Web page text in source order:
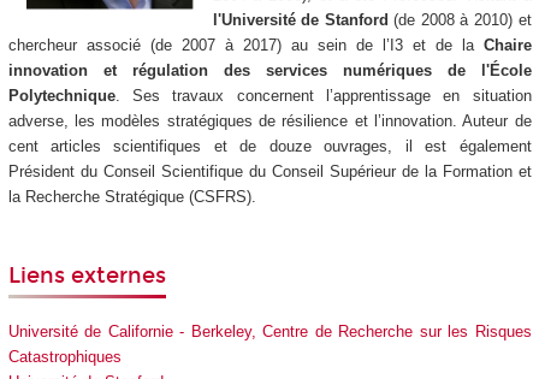
l'Université de Stanford(de 2008 à 2010) et
chercheur associé (de 2007 à 2017) au sein de l’I3 et de la Chaire
innovation et régulation des services numériques de l'École
Polytechnique. Ses travaux concernent l’apprentissage en situation
adverse, les modèles stratégiques de résilience et l’innovation. Auteur de
cent articles scientifiques et de douze ouvrages, il est également
Président du Conseil Scientifique du Conseil Supérieur de la Formation et
la Recherche Stratégique (CSFRS).
Liens externes
Université de Californie - Berkeley, Centre de Recherche sur les Risques
Catastrophiques